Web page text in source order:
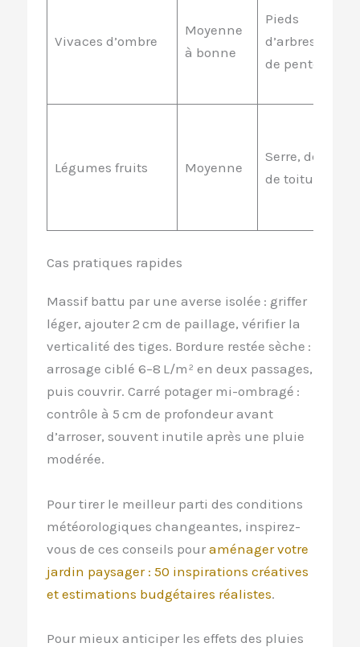
Vivaces d’ombre
Moyenne
à bonne
Pieds
d’arbres, bas
de pente
Légumes fruits Moyenne
Serre, débord
de toiture
Cas pratiques rapides
Massif battu par une averse isolée : griffer
léger, ajouter 2 cm de paillage, vérifier la
verticalité des tiges. Bordure restée sèche :
arrosage ciblé 6–8 L/m² en deux passages,
puis couvrir. Carré potager mi-ombragé :
contrôle à 5 cm de profondeur avant
d’arroser, souvent inutile après une pluie
modérée.
Pour tirer le meilleur parti des conditions
météorologiques changeantes, inspirez-
vous de ces conseils pour aménager votre
jardin paysager : 50 inspirations créatives
et estimations budgétaires réalistes.
Pour mieux anticiper les effets des pluies